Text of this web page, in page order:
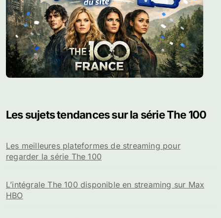
Les sujets tendances sur la série The 100
Les meilleures plateformes de streaming pour
regarder la série The 100
L’intégrale The 100 disponible en streaming sur Max
HBO